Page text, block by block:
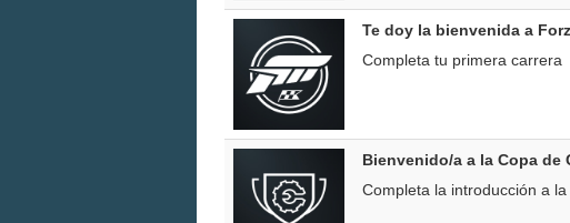
Te doy la bienvenida a
Completa tu primera carrera
Bienvenido/a a la Copa de
Completa la introducción a